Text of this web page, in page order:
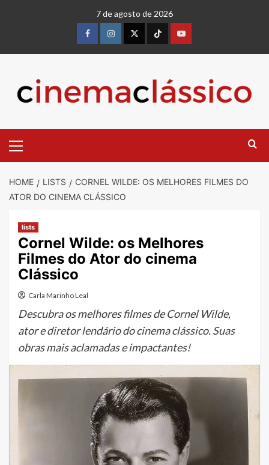
7 de agosto de 2026
HOME LISTS
CORNEL WILDE: OS MELHORES FILMES DO
ATOR DO CINEMA CLÁSSICO
lists
Cornel Wilde: os Melhores
Filmes do Ator do cinema
Clássico
Carla Marinho Leal
Descubra os melhores filmes de Cornel Wilde,
ator e diretor lendário do cinema clássico. Suas
obras mais aclamadas e impactantes!